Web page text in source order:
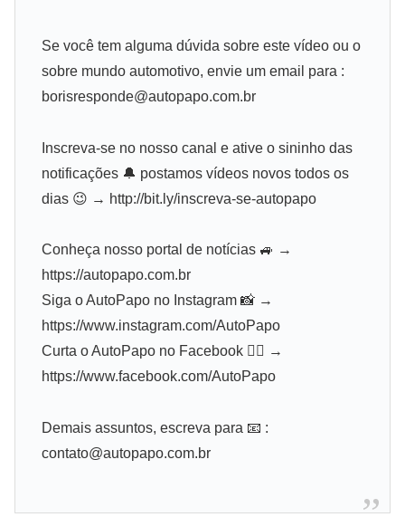
Se você tem alguma dúvida sobre este vídeo ou o
sobre mundo automotivo, envie um email para :
borisresponde@autopapo.com.br
Inscreva-se no nosso canal e ative o sininho das
notificações 🔔 postamos vídeos novos todos os
dias 😉 → http://bit.ly/inscreva-se-autopapo
Conheça nosso portal de notícias 🚙 →
https://autopapo.com.br
Siga o AutoPapo no Instagram 📸 →
https://www.instagram.com/AutoPapo
Curta o AutoPapo no Facebook 👍🏽 →
https://www.facebook.com/AutoPapo
Demais assuntos, escreva para 📧 :
contato@autopapo.com.br